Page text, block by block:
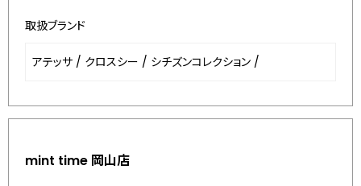
取扱ブランド
アテッサ / クロスシー / シチズンコレクション /
mint time 岡山店